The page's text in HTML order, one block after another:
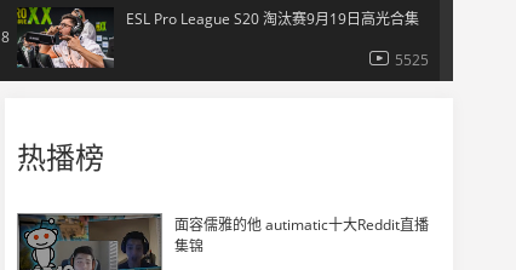
8
ESL Pro League S20 淘汰赛9月19日高光合集
5525
热播榜
面容儒雅的他 autimatic十大Reddit直播
集锦